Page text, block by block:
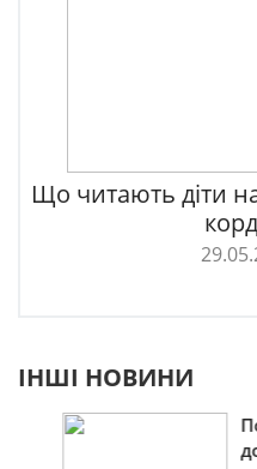
Що читають діти
ІНШІ НОВИНИ
до